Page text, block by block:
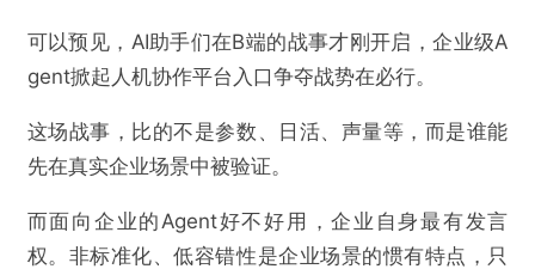
可以预见，AI助手们在B端的战事才刚开启，企业级A
gent掀起人机协作平台入口争夺战势在必行。
这场战事，比的不是参数、日活、声量等，而是谁能
先在真实企业场景中被验证。
而面向企业的Agent好不好用，企业自身最有发言
权。非标准化、低容错性是企业场景的惯有特点，只